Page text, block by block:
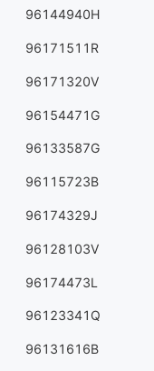
96144940H
96171511R
96171320V
96154471G
96133587G
96115723B
96174329J
96128103V
96174473L
96123341Q
96131616B